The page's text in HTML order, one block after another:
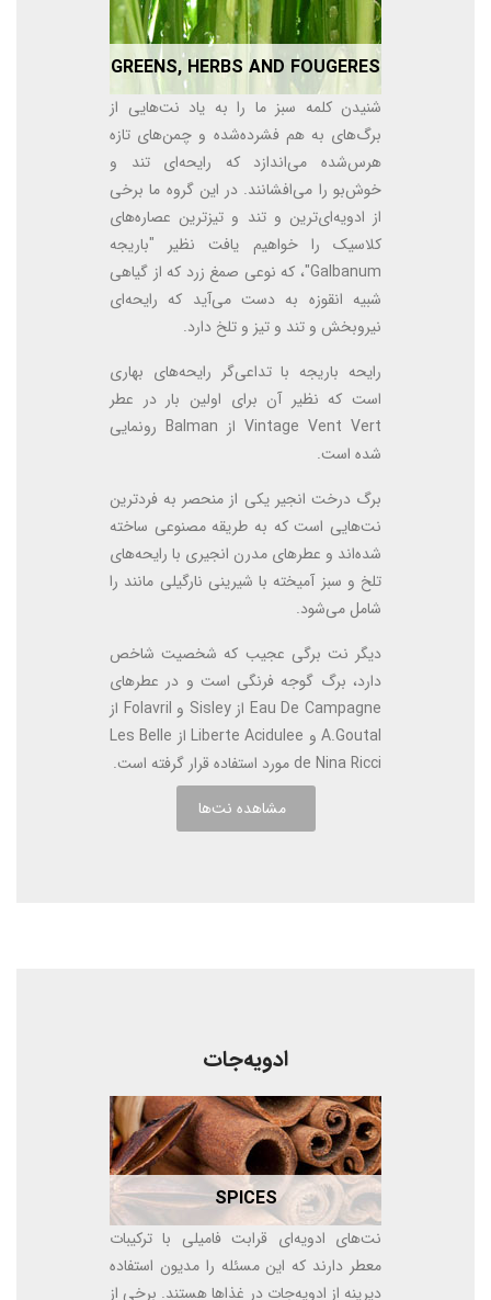
GREENS, HERBS AND FOUGERES
شنیدن کلمه سبز ما را به یاد نت‌هایی از
برگ‌های به هم فشرده‌شده و چمن‌های تازه
هرس‌شده می‌اندازد که رایحه‌ای تند و
خوش‌بو را می‌افشانند. در این گروه ما برخی
از ادویه‌ای‌ترین و تند و تیزترین عصاره‌های
کلاسیک را خواهیم یافت نظیر "باریجه
Galbanum"، که نوعی صمغ زرد که از گیاهی
شبیه انقوزه به دست می‌آید که رایحه‌ای
نیروبخش و تند و تیز و تلخ دارد.
رایحه باریجه با تداعی‌گر رایحه‌های بهاری
است که نظیر آن برای اولین بار در عطر
Vintage Vent Vert از Balman رونمایی
شده است.
برگ درخت انجیر یکی از منحصر به فردترین
نت‌هایی است که به طریقه مصنوعی ساخته
شده‌اند و عطرهای مدرن انجیری با رایحه‌های
تلخ و سبز آمیخته با شیرینی نارگیلی مانند را
شامل می‌شود.
دیگر نت برگی عجیب که شخصیت شاخص
دارد، برگ گوجه فرنگی است و در عطرهای
Eau De Campagne از Sisley و Folavril از
A.Goutal و Liberte Acidulee از Les Belle
de Nina Ricci مورد استفاده قرار گرفته است.
مشاهده نت‌ها
ادویه‌جات
SPICES
نت‌های ادویه‌ای قرابت فامیلی با ترکیبات
معطر دارند که این مسئله را مدیون استفاده
دیرینه از ادویه‌جات در غذاها هستند. برخی از